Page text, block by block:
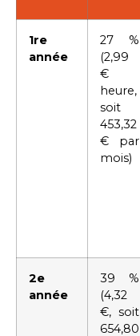
1re
année
27 %
(2,99
€
heure,
soit
453,32
€ par
mois)
2e
année
39 %
(4,32
€, soit
654,80